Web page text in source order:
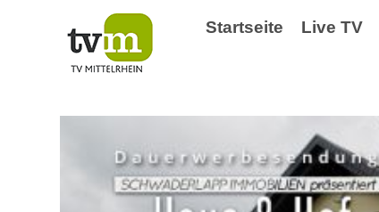
Startseite Live TV